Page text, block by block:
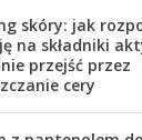
skóry: jak
na składniki
przejść przez
cery